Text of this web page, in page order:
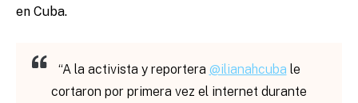
en Cuba.
“A la activista y reportera @ilianahcuba le
cortaron por primera vez el internet durante